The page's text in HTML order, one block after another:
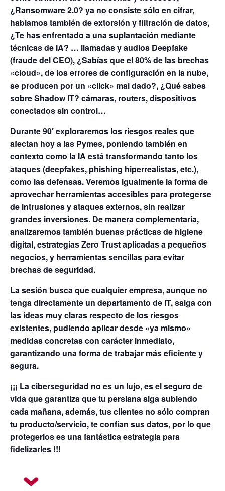
¿Ransomware 2.0? ya no consiste sólo en cifrar,
hablamos también de extorsión y filtración de datos,
¿Te has enfrentado a una suplantación mediante
técnicas de IA? … llamadas y audios Deepfake
(fraude del CEO), ¿Sabías que el 80% de las brechas
«cloud», de los errores de configuración en la nube,
se producen por un «click» mal dado?, ¿Qué sabes
sobre Shadow IT? cámaras, routers, dispositivos
conectados sin control…
Durante 90′ exploraremos los riesgos reales que
afectan hoy a las Pymes, poniendo también en
contexto como la IA está transformando tanto los
ataques (deepfakes, phishing hiperrealistas, etc.),
como las defensas. Veremos igualmente la forma de
aprovechar herramientas accesibles para protegerse
de intrusiones y ataques externos, sin realizar
grandes inversiones. De manera complementaria,
analizaremos también buenas prácticas de higiene
digital, estrategias Zero Trust aplicadas a pequeños
negocios, y herramientas sencillas para evitar
brechas de seguridad.
La sesión busca que cualquier empresa, aunque no
tenga directamente un departamento de IT, salga con
las ideas muy claras respecto de los riesgos
existentes, pudiendo aplicar desde «ya mismo»
medidas concretas con carácter inmediato,
garantizando una forma de trabajar más eficiente y
segura.
¡¡¡ La ciberseguridad no es un lujo, es el seguro de
vida que garantiza que tu persiana siga subiendo
cada mañana, además, tus clientes no sólo compran
tu producto/servicio, te confían sus datos, por lo que
protegerlos es una fantástica estrategia para
fidelizarles !!!